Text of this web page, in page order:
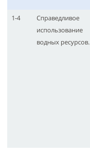
1-4
Справедливое
использование
водных ресурсов.